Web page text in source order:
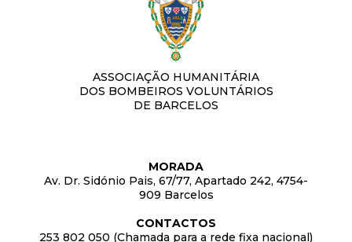
ASSOCIAÇÃO HUMANITÁRIA
DOS BOMBEIROS VOLUNTÁRIOS
DE BARCELOS
MORADA
Av. Dr. Sidónio Pais, 67/77, Apartado 242, 4754-
909 Barcelos
CONTACTOS
253 802 050 (Chamada para a rede fixa nacional)